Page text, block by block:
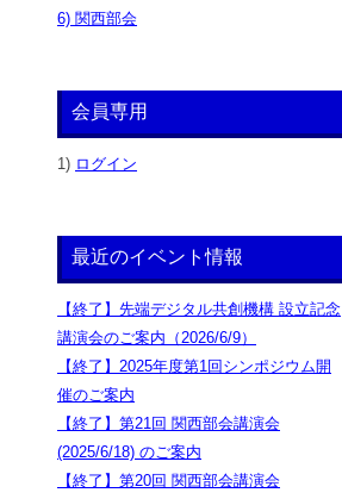
6) 関西部会
会員専用
1) ログイン
最近のイベント情報
【終了】先端デジタル共創機構 設立記念
講演会のご案内（2026/6/9）
【終了】2025年度第1回シンポジウム開
催のご案内
【終了】第21回 関西部会講演会
(2025/6/18) のご案内
【終了】第20回 関西部会講演会